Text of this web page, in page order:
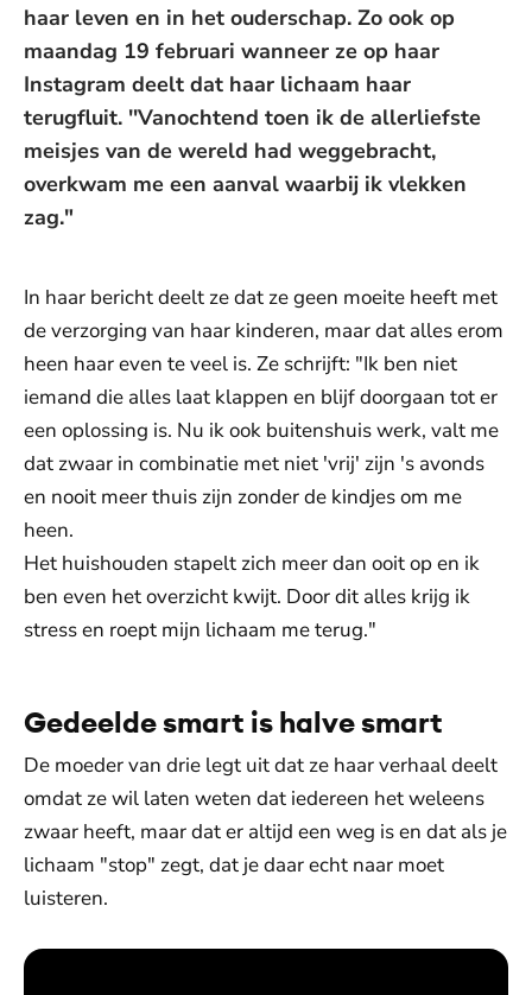
haar leven en in het ouderschap. Zo ook op
maandag 19 februari wanneer ze op haar
Instagram deelt dat haar lichaam haar
terugfluit. ''Vanochtend toen ik de allerliefste
meisjes van de wereld had weggebracht,
overkwam me een aanval waarbij ik vlekken
zag."
In haar bericht deelt ze dat ze geen moeite heeft met
de verzorging van haar kinderen, maar dat alles erom
heen haar even te veel is. Ze schrijft: "Ik ben niet
iemand die alles laat klappen en blijf doorgaan tot er
een oplossing is. Nu ik ook buitenshuis werk, valt me
dat zwaar in combinatie met niet 'vrij' zijn 's avonds
en nooit meer thuis zijn zonder de kindjes om me
heen.
Het huishouden stapelt zich meer dan ooit op en ik
ben even het overzicht kwijt. Door dit alles krijg ik
stress en roept mijn lichaam me terug."
Gedeelde smart is halve smart
De moeder van drie legt uit dat ze haar verhaal deelt
omdat ze wil laten weten dat iedereen het weleens
zwaar heeft, maar dat er altijd een weg is en dat als je
lichaam "stop" zegt, dat je daar echt naar moet
luisteren.